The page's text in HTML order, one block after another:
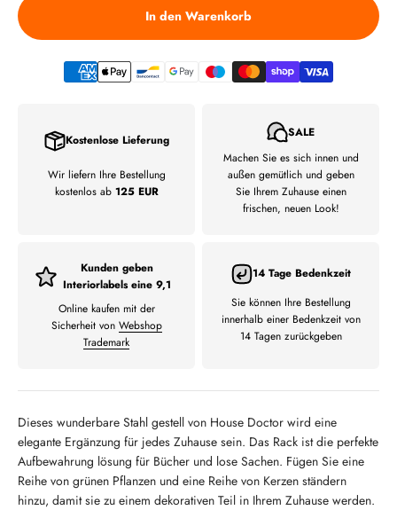
In den Warenkorb
Kostenlose Lieferung
Wir liefern Ihre Bestellung
kostenlos ab 125 EUR
SALE
Machen Sie es sich innen und
außen gemütlich und geben
Sie Ihrem Zuhause einen
frischen, neuen Look!
Kunden geben
Interiorlabels eine 9,1
Online kaufen mit der
Sicherheit von Webshop
Trademark
14 Tage Bedenkzeit
Sie können Ihre Bestellung
innerhalb einer Bedenkzeit von
14 Tagen zurückgeben
Dieses wunderbare Stahl gestell von House Doctor wird eine
elegante Ergänzung für jedes Zuhause sein. Das Rack ist die perfekte
Aufbewahrung lösung für Bücher und lose Sachen. Fügen Sie eine
Reihe von grünen Pflanzen und eine Reihe von Kerzen ständern
hinzu, damit sie zu einem dekorativen Teil in Ihrem Zuhause werden.